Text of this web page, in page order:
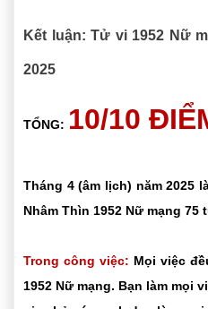
Kết luận: Tử vi 1952 Nữ
2025
TỔNG: 10/10
Tháng 4 (âm lịch) năm 2025
Nhâm Thìn 1952 Nữ mạng 75
Trong công việc: Mọi việc
1952 Nữ mạng. Bạn làm mọi